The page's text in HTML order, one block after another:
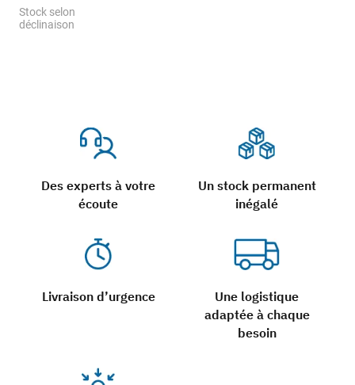
Des experts à votre
écoute
Un stock permanent
inégalé
Livraison d’urgence
Une logistique
adaptée à chaque
besoin
Stock selon
déclinaison